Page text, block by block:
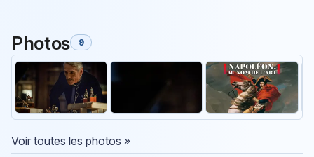
Photos 9
Voir toutes les photos »